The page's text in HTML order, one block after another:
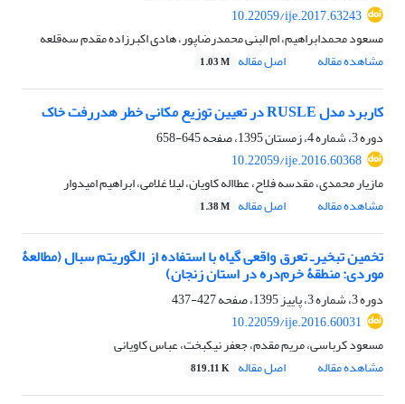
10.22059/ije.2017.63243
مسعود محمدابراهیم، ام البنی محمدرضاپور، هادی اکبرزاده مقدم سه‌قلعه
مشاهده مقاله
اصل مقاله 1.03 M
کاربرد مدل RUSLE در تعیین توزیع مکانی خطر هدررفت خاک
دوره 3، شماره 4، زمستان 1395، صفحه
645-658
10.22059/ije.2016.60368
مازیار محمدی، مقدسه فلاح، عطااله کاویان، لیلا غلامی، ابراهیم امیدوار
مشاهده مقاله
اصل مقاله 1.38 M
تخمین تبخیر‌ـ تعرق واقعی گیاه با استفاده از الگوریتم سبال (مطالعۀ
موردی: منطقۀ خرم‌دره در استان زنجان)
دوره 3، شماره 3، پاییز 1395، صفحه
427-437
10.22059/ije.2016.60031
مسعود کرباسی، مریم مقدم، جعفر نیکبخت، عباس کاویانی
مشاهده مقاله
اصل مقاله 819.11 K